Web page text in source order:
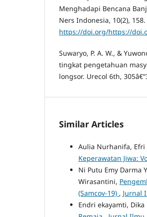
Menghadapi Bencana
Ners Indonesia, 10(2), 158.
https://doi.org/https://
Suwaryo, P. A. W., &
tingkat pengetahuan
longsor. Urecol 6th,
Similar Articles
Aulia Nurhanifa, Efri
Keperawatan Jiwa:
Ni Putu Emy Darma
Wirasantini,
(Samcov-19) , Jurnal
Endri ekayamti,